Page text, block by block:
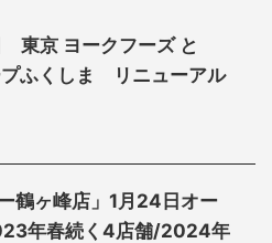
東京 ヨークフーズ と
プふくしま リニューアル
ー鶴ヶ峰店」1月24日オー
年春続く4店舗/2024年